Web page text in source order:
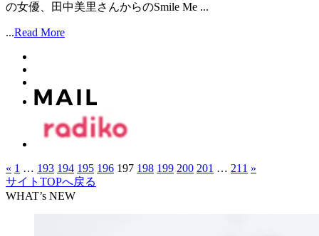
の女優、田中美里さんからのSmile Me ...
...Read More
« 1 … 193 194 195 196 197 198 199 200 201 … 211 »
サイトTOPへ戻る
WHAT’s NEW